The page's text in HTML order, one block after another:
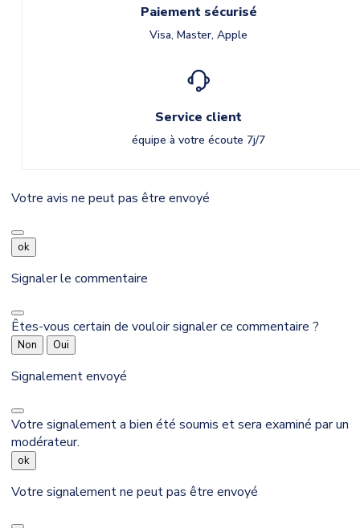
Paiement sécurisé
Visa, Master, Apple
Service client
équipe à votre écoute 7j/7
Votre avis ne peut pas être envoyé
ok
Signaler le commentaire
Êtes-vous certain de vouloir signaler ce commentaire ?
Non Oui
Signalement envoyé
Votre signalement a bien été soumis et sera examiné par un
modérateur.
ok
Votre signalement ne peut pas être envoyé